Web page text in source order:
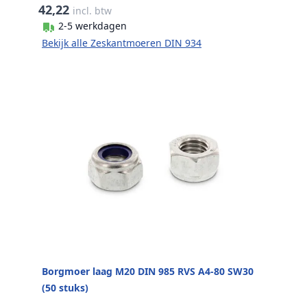
42,22 incl. btw
2-5 werkdagen
Bekijk alle Zeskantmoeren DIN 934
Borgmoer laag M20 DIN 985 RVS A4-80 SW30
(50 stuks)